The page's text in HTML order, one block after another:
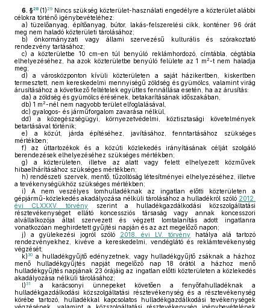
6. §28 (1)29 Nincs szükség közterület-használati engedélyre a közterület alábbi
célokra történő igénybevételéhez:
a) tüzelőanyag, építőanyag, bútor, lakás-felszerelési cikk, konténer 96 órát
meg nem haladó közterületi tárolásához;
b) önkormányzati vagy állami szervezésű kulturális és szórakoztató
rendezvény tartásához;
c) a közterületbe 10 cm-en túl benyúló reklámhordozó, címtábla, cégtábla
elhelyezéséhez, ha azok közterületbe benyúló felülete az 1 m2-t nem haladja
meg;
d) a városközponton kívüli közterületen a saját házikertben, kiskertben
termesztett, nem kereskedelmi mennyiségű zöldség és gyümölcs, valamint virág
árusításához a következő feltételek együttes fennállása esetén, ha az árusítás:
da) a zöldség és gyümölcs érésének, betakarításának időszakában,
db) 1 m2-nél nem nagyobb terület elfoglalásával,
dc) gyalogos- és járműforgalom zavarása nélkül,
dd) a közegészségügyi, környezetvédelmi, köztisztasági követelmények
betartásával történik;
e) a közút, járda építéséhez, javításához, fenntartásához szükséges
mértékben;
f) az úttartozékok és a közúti közlekedés irányításának célját szolgáló
berendezések elhelyezéséhez szükséges mértékben;
g) a közterületen, illetve az alatt vagy felett elhelyezett közművek
hibaelhárításához szükséges mértékben;
h) rendészeti szervek, mentő, tűzoltóság létesítményei elhelyezéséhez, illetve
a tevékenységükhöz szükséges mértékben;
i) A nem veszélyes lomhulladéknak az ingatlan előtti közterületen a
gépjármű-közlekedés akadályozása nélküli tárolásához a hulladékról szóló 2012.
évi CLXXXV. törvény szerint a hulladékgazdálkodási közszolgáltatási
résztevékenységet ellátó koncessziós társaság vagy annak koncesszori
alvállalkozója által szervezett és végzett lomtalanítás adott ingatlanra
vonatkozóan meghirdetett gyűjtési napján és az azt megelőző napon;
j) a gyülekezési jogról szóló 2018. évi LV. törvény hatálya alá tartozó
rendezvényekhez, kivéve a kereskedelmi, vendéglátó és reklámtevékenység
végzését;
k)30 a hulladékgyűjtő edényzetnek, vagy hulladékgyűjtő zsáknak a házhoz
menő hulladékgyűjtés napját megelőző nap 18 órától a házhoz menő
hulladékgyűjtés napjának 23 órájáig az ingatlan előtti közterületen a közlekedés
akadályozása nélküli tárolásához;
l)31
a karácsonyi ünnepeket követően a fenyőfahulladéknak a
hulladékgazdálkodási közszolgáltatási résztevékenység és a résztevékenység
körébe tartozó, hulladékkal kapcsolatos hulladékgazdálkodási tevékenységek